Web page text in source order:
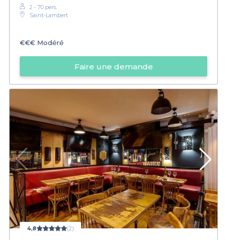
2 - 70 pers.
Saint-Lambert
€€€ Modéré
Faire une demande
4,8 (2)